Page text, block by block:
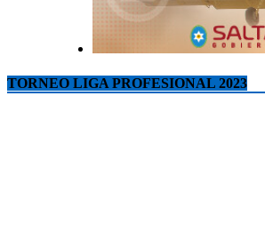
TORNEO LIGA PROFESIONAL 2023